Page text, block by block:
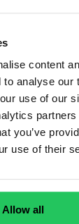
content
analyse our
use of our
you’ve
use of their
Allow all
OLVASOM